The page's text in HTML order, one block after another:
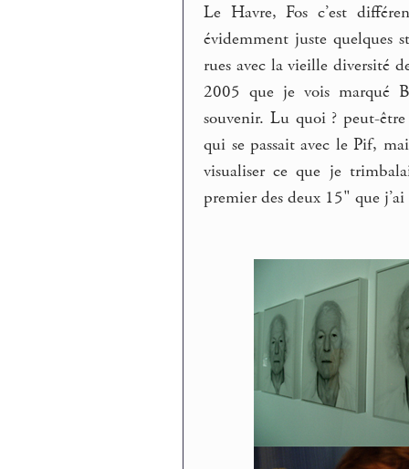
Le Havre, Fos c’est
évidemment juste quelques
rues avec la vieille diversité
2005 que je vois marqué
souvenir. Lu quoi ? peut-
qui se passait avec le Pif,
visualiser ce que je
premier des deux 15" que j’ai